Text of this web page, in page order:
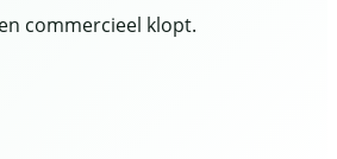
commercieel klopt.